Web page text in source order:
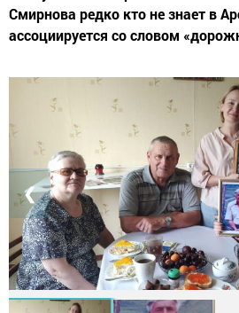
Смирнова редко кто не знает в
ассоциируется со словом
❮